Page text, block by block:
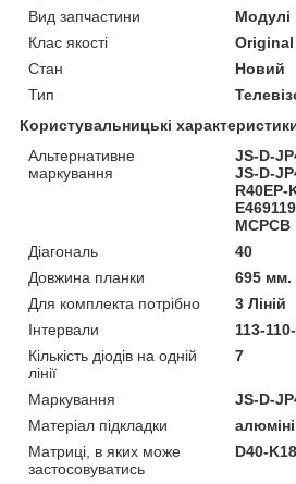
Вид запчастини
Модулі
Клас якості
Original
Стан
Новий
Тип
Користувальницькі
Альтернативне
маркування
JS-D-
JS-D-
R40EP-
MCPCB
Діагональ
40
Довжина планки
695 мм.
Для комплекта потрібно
3 Ліній
Інтервали
113-
Кількість діодів на одній
лінії
7
Маркування
JS-D-
Матеріал підкладки
Матриці, в яких може
застосовуватись
D40-K18